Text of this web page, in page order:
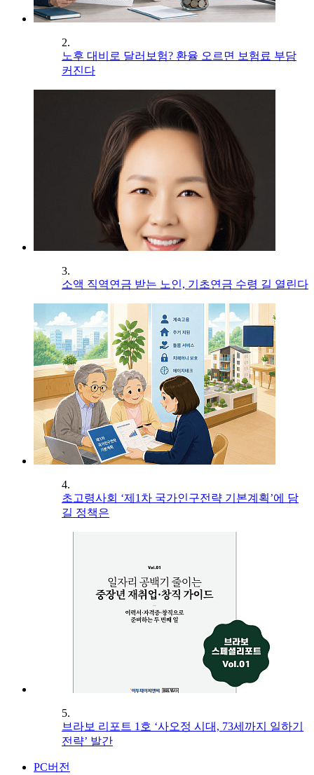
2.
노후 대비로 달러보험? 환율 오르면 보험료 부담
커진다
3.
소액 직역연금 받는 노인, 기초연금 수령 길 열린다
4.
초고령사회 ‘제1차 국가인구전략 기본계획’에 담
길 정책은
5.
브라보 리포트 1호 ‘사오정 시대, 73세까지 일하기
전략’ 발간
PC버전